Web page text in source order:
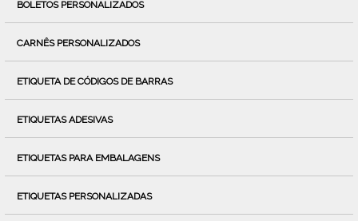
BOLETOS PERSONALIZADOS
CARNÊS PERSONALIZADOS
ETIQUETA DE CÓDIGOS DE BARRAS
ETIQUETAS ADESIVAS
ETIQUETAS PARA EMBALAGENS
ETIQUETAS PERSONALIZADAS